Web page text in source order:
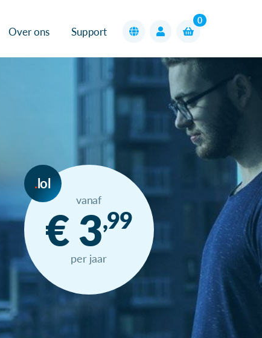
Over ons Support
0
lol
vanaf
€ 3,99
per jaar